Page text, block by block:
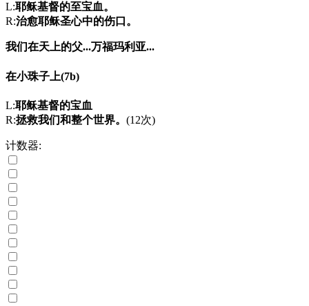
L:耶稣基督的至宝血。
R:治愈耶稣圣心中的伤口。
我们在天上的父...万福玛利亚...
在小珠子上(7b)
L:耶稣基督的宝血
R:拯救我们和整个世界。 (12次)
计数器: